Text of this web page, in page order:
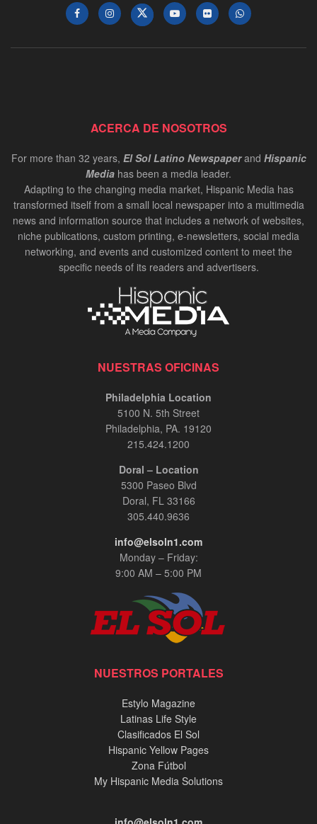
ACERCA DE NOSOTROS
For more than 32 years, El Sol Latino Newspaperand Hispanic
Media has been a media leader.
Adapting to the changing media market, Hispanic Media has
transformed itself from a small local newspaper into a multimedia
news and information source that includes a network of websites,
niche publications, custom printing, e-newsletters, social media
networking, and events and customized content to meet the
specific needs of its readers and advertisers.
NUESTRAS OFICINAS
Philadelphia Location
5100 N. 5th Street
Philadelphia, PA. 19120
215.424.1200
Doral – Location
5300 Paseo Blvd
Doral, FL 33166
305.440.9636
info@elsoln1.com
Monday – Friday:
9:00 AM – 5:00 PM
NUESTROS PORTALES
Estylo Magazine
Latinas Life Style
Clasificados El Sol
Hispanic Yellow Pages
Zona Fútbol
My Hispanic Media Solutions